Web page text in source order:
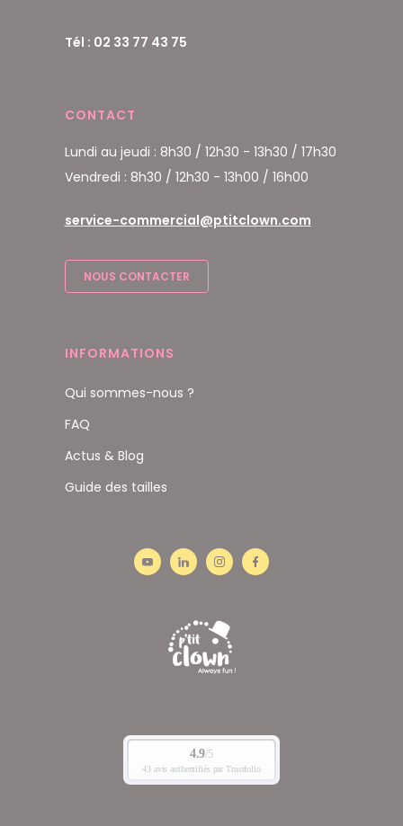
Tél : 02 33 77 43 75
CONTACT
Lundi au jeudi : 8h30 / 12h30 - 13h30 / 17h30
Vendredi : 8h30 / 12h30 - 13h00 / 16h00
service-commercial@ptitclown.com
NOUS CONTACTER
INFORMATIONS
Qui sommes-nous ?
FAQ
Actus & Blog
Guide des tailles